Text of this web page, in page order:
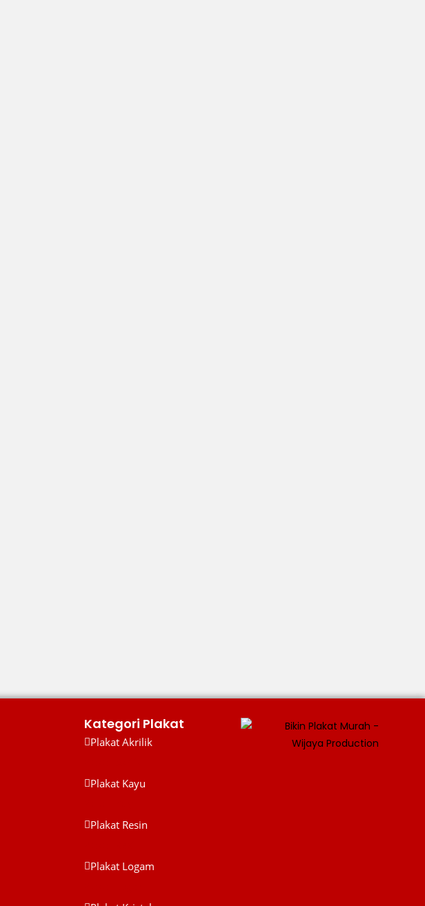
Kategori Plakat
Plakat Akrilik
Plakat Kayu
Plakat Resin
Plakat Logam